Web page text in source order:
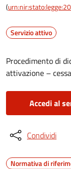
(
Servizio attivo
Procedimento di
attivazione –
Accedi al
Condividi
Normativa di